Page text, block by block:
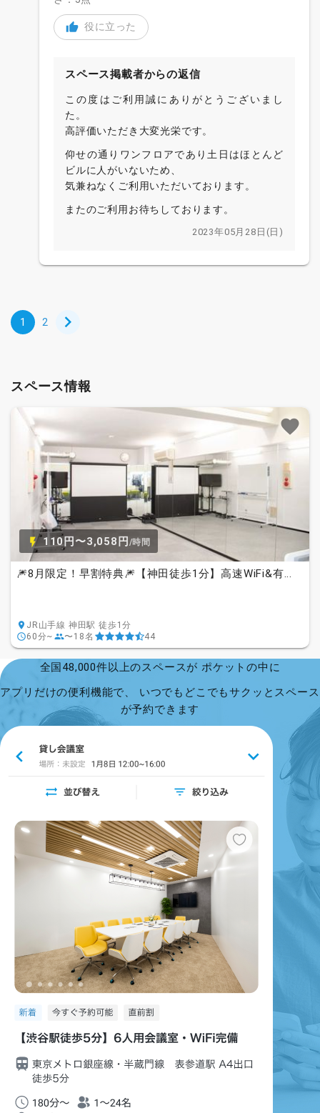
スペース情報
110円〜3,058円 /時間
🎆8月限定！早割特典🎆【神田徒歩1分】高速WiFi&有...
JR山手線 神田駅 徒歩1分
60分~
〜18名 44
役に立った
スペース掲載者からの返信
この度はご利用誠にありがとうございまし
た。
高評価いただき大変光栄です。
仰せの通りワンフロアであり土日はほとんど
ビルに人がいないため、
気兼ねなくご利用いただいております。
またのご利用お待ちしております。
2023年05月28日(日)
1 2
全国48,000件以上のスペースが ポケットの中に
アプリだけの便利機能で、 いつでもどこでもサクッとスペース
が予約できます